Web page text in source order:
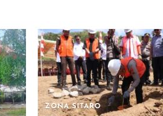
ZONA SITARO